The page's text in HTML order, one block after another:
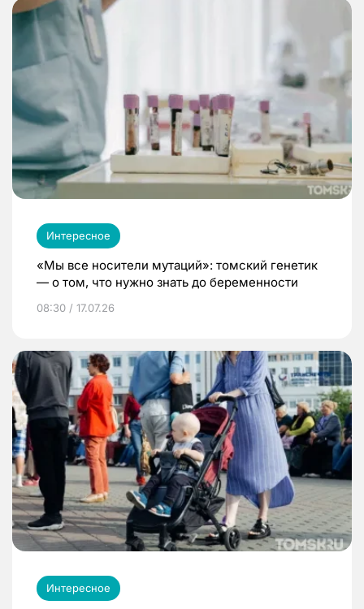
Интересное
«Мы все носители мутаций»: томский генетик
— о том, что нужно знать до беременности
08:30 / 17.07.26
Интересное